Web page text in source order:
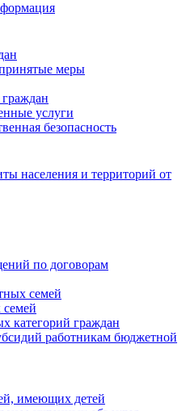
меры
услуги
безопасность
населения и территорий от
по договорам
семей
категорий граждан
работникам бюджетной
имеющих детей